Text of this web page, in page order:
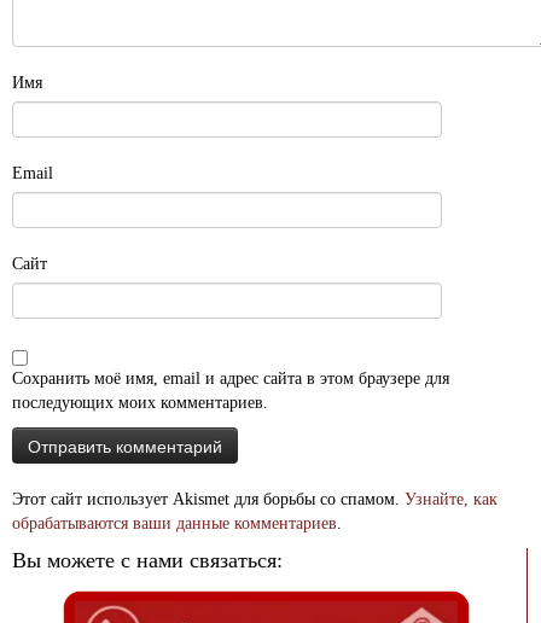
Имя
Email
Сайт
Сохранить моё имя, email и адрес сайта в этом браузере для
последующих моих комментариев.
Этот сайт использует Akismet для борьбы со спамом. Узнайте, как
обрабатываются ваши данные комментариев.
Вы можете с нами связаться: